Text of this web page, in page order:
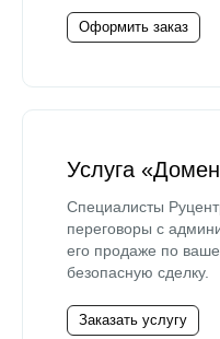
Оформить заказ
Услуга
Специалисты
переговоры с
его продаже по
безопасную сделку.
Заказать услугу